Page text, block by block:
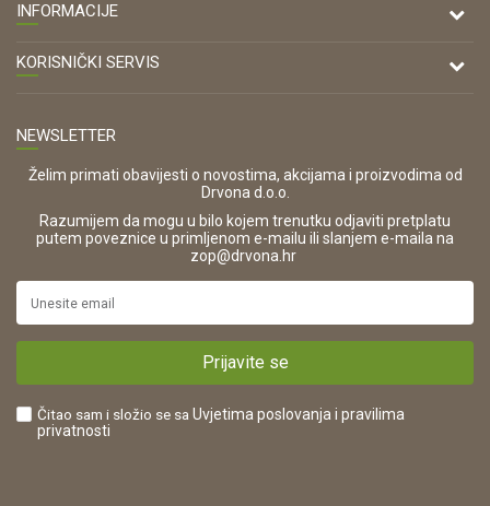
DRVONA D.O.O.
Antuna Mihanovića 7,
47000 Karlovac
OIB:
42821181683
16280
https://www.drvona.hr/
POREZNI BROJ:
INFORMACIJE
O nama
KORISNIČKI SERVIS
Zaštita privatnosti i osobnih podataka
Korištenje kolačića
Pravo na odustajanje i jednostrani raskid ugovora
Reklamacije
Plaćanje karticama
Što dobivam registracijom?
NEWSLETTER
Želim primati obavijesti o novostima, akcijama i proizvodima od
Drvona d.o.o.
Razumijem da mogu u bilo kojem trenutku odjaviti pretplatu
putem poveznice u primljenom e-mailu ili slanjem e-maila na
zop@drvona.hr
Prijavite se
Čitao sam i složio se sa Uvjetima poslovanja i pravilima
privatnosti